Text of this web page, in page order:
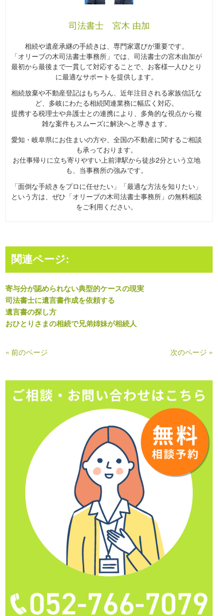
司法書士 宮木 由加
相続や遺産承継の手続きは、専門家選びが重要です。
「オリーブの木司法書士事務所」では、司法書士の宮木由加が
最初から最後まで一貫して対応することで、お客様一人ひとり
に最適なサポートを提供します。
相続放棄や不動産登記はもちろん、近年注目される家族信託な
ど、多岐にわたる相続関連業務に幅広く対応。
提携する税理士や弁護士との連携により、多角的な視点から複
雑な案件もスムーズに解決へと導きます。
愛知・岐阜県にお住まいの方や、全国の不動産に関するご相談
も承っております。
お仕事帰りに立ち寄りやすい上前津駅から徒歩2分という立地
も、当事務所の強みです。
「面倒な手続きをプロに任せたい」「最適な方法を知りたい」
という方は、ぜひ「オリーブの木司法書士事務所」の無料相談
をご利用ください。
関連ページ:
寄与分が認められない典型的ケースの現実
司法書士に遺言書作成を依頼する
遺言書の探し方
おひとりさまの相続で兄弟姉妹が相続人
« 前のページ 次のページ »